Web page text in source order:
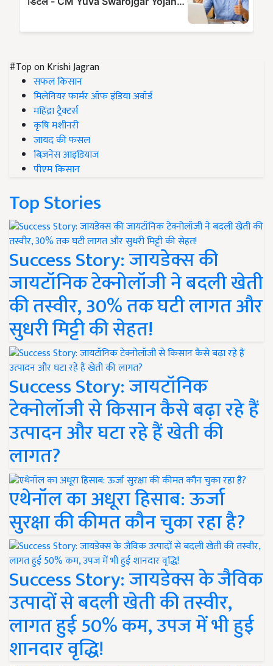
#Top on Krishi Jagran
सफल किसान
मिलेनियर फार्मर ऑफ इंडिया अवॉर्ड
महिंद्रा ट्रैक्टर्स
कृषि मशीनरी
जायद की फसल
बिज़नेस आइडियाज
पीएम किसान
Top Stories
Success Story: जायडेक्स की
जायटॉनिक टेक्नोलॉजी ने बदली खेती
की तस्वीर, 30% तक घटी लागत और
सुधरी मिट्टी की सेहत!
Success Story: जायटॉनिक
टेक्नोलॉजी से किसान कैसे बढ़ा रहे हैं
उत्पादन और घटा रहे हैं खेती की
लागत?
एथेनॉल का अधूरा हिसाब: ऊर्जा
सुरक्षा की कीमत कौन चुका रहा है?
Success Story: जायडेक्स के जैविक
उत्पादों से बदली खेती की तस्वीर,
लागत हुई 50% कम, उपज में भी हुई
शानदार वृद्धि!